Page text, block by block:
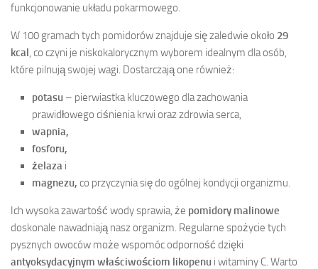
funkcjonowanie układu pokarmowego.
W 100 gramach tych pomidorów znajduje się zaledwie około 29
kcal, co czyni je niskokalorycznym wyborem idealnym dla osób,
które pilnują swojej wagi. Dostarczają one również:
potasu – pierwiastka kluczowego dla zachowania
prawidłowego ciśnienia krwi oraz zdrowia serca,
wapnia,
fosforu,
żelaza i
magnezu, co przyczynia się do ogólnej kondycji organizmu.
Ich wysoka zawartość wody sprawia, że pomidory malinowe
doskonale nawadniają nasz organizm. Regularne spożycie tych
pysznych owoców może wspomóc odporność dzięki
antyoksydacyjnym właściwościom likopenu i witaminy C. Warto